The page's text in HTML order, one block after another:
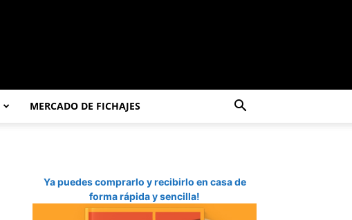
MERCADO DE FICHAJES
Ya puedes comprarlo y recibirlo en casa de
forma rápida y sencilla!